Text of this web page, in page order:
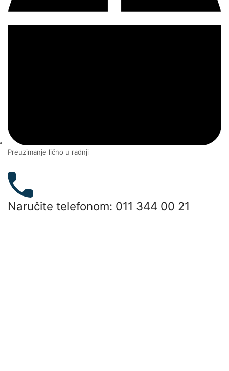
Preuzimanje lično u radnji
Naručite telefonom: 011 344 00 21